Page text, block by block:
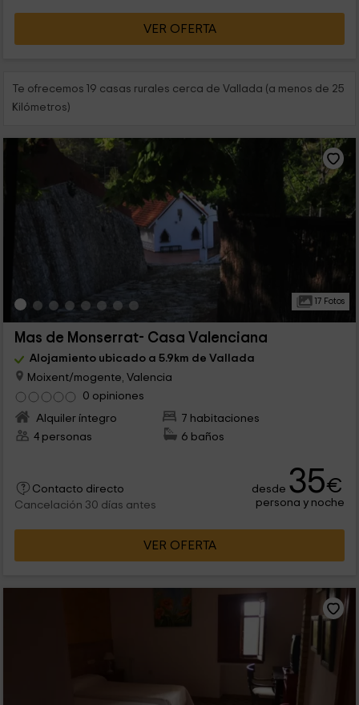
VER OFERTA
Te ofrecemos 19 casas rurales cerca de Vallada (a menos de 25
Kilómetros)
17 Fotos
Mas de Monserrat- Casa Valenciana
Alojamiento ubicado a 5.9km de Vallada
Moixent/mogente, Valencia
0 opiniones
Alquiler íntegro
7 habitaciones
4 personas
6 baños
Contacto directo
Cancelación 30 días antes
desde 35€
persona y noche
VER OFERTA